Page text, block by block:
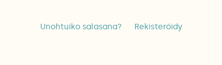
Unohtuiko salasana? Rekisteröidy